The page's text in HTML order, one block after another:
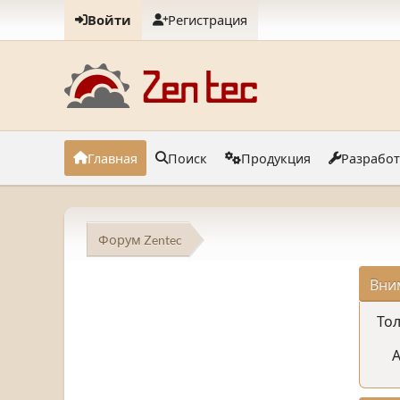
Войти Регистрация
Главная Поиск Продукция
Форум Zentec